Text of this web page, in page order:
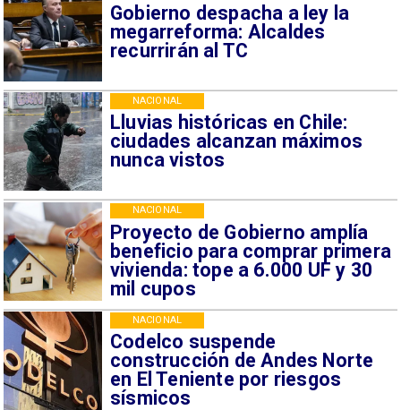
Gobierno despacha a ley la
megarreforma: Alcaldes
recurrirán al TC
Lluvias históricas en Chile:
ciudades alcanzan máximos
nunca vistos
NACIONAL
Proyecto de Gobierno amplía
beneficio para comprar primera
vivienda: tope a 6.000 UF y 30
mil cupos
NACIONAL
Codelco suspende
construcción de Andes Norte
en El Teniente por riesgos
sísmicos
NACIONAL